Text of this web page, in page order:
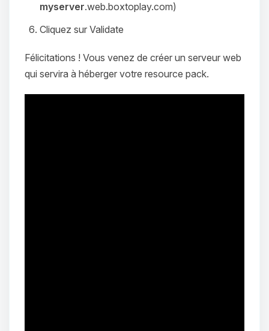
myserver.web.boxtoplay.com)
Cliquez sur Validate
Félicitations ! Vous venez de créer un serveur web
qui servira à héberger votre resource pack.